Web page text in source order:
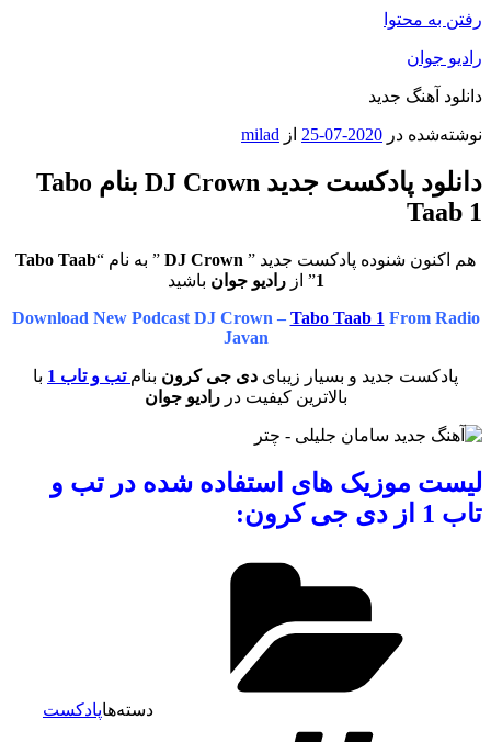
رفتن به محتوا
رادیو جوان
دانلود آهنگ جدید
نوشته‌شده در 2020-07-25 از milad
دانلود پادکست جدید DJ Crown بنام Tabo
Taab 1
هم اکنون شنوده پادکست جدید ” DJ Crown ” به نام “Tabo Taab
1” ازرادیو جوان باشید
Download New Podcast DJ Crown – Tabo Taab 1 From Radio
Javan
پادکست جدید و بسیار زیبای دی جی کرون بنام تب و تاب 1
با
بالاترین کیفیت در رادیو جوان
لیست موزیک های استفاده شده در تب و
تاب 1 از دی جی کرون:
دسته‌هاپادکست